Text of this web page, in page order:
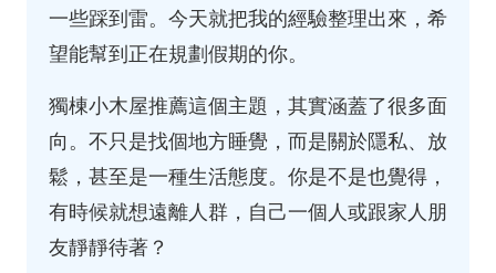
一些踩到雷。今天就把我的經驗整理出來，希
望能幫到正在規劃假期的你。
獨棟小木屋推薦這個主題，其實涵蓋了很多面
向。不只是找個地方睡覺，而是關於隱私、放
鬆，甚至是一種生活態度。你是不是也覺得，
有時候就想遠離人群，自己一個人或跟家人朋
友靜靜待著？